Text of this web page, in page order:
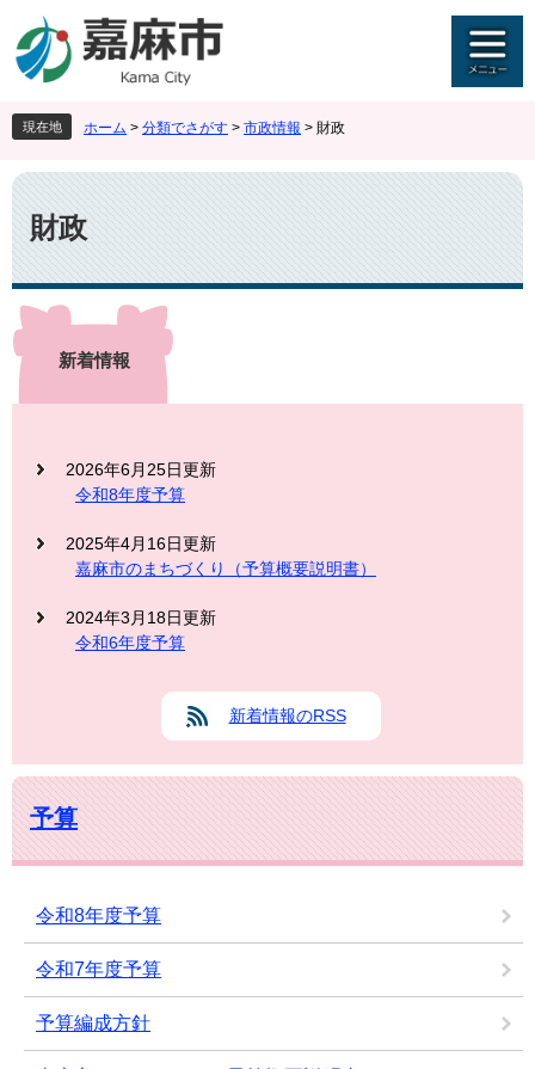
ジ
先
頭
す
。
ュ
を
飛
し
て
本
文
へ
現在地 ホーム > 分類でさがす > 市政情報 > 財政
本
文
財政
新着情報
2026年6月25日更新
令和8年度予算
2025年4月16日更新
嘉麻市のまちづくり（予算概要説明書）
2024年3月18日更新
令和6年度予算
新着情報のRSS
予算
令和8年度予算
令和7年度予算
予算編成方針